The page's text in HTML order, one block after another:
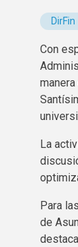
DirFin
Con
La
Para
de